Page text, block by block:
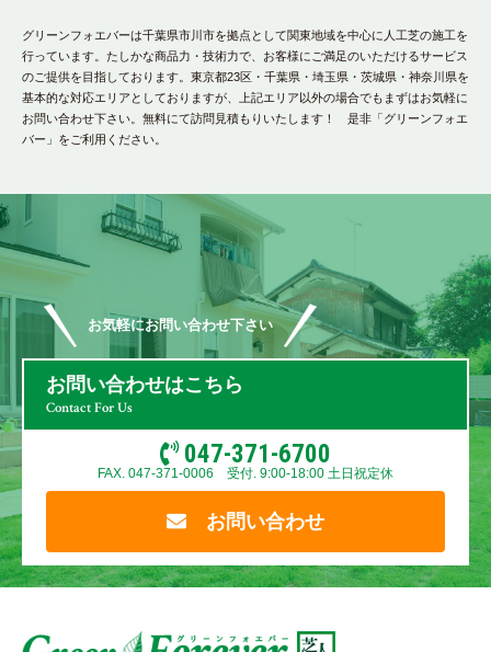
グリーンフォエバーは千葉県市川市を拠点として関東地域を中心に人工芝の施工を
行っています。たしかな商品力・技術力で、お客様にご満足のいただけるサービス
のご提供を目指しております。東京都23区・千葉県・埼玉県・茨城県・神奈川県を
基本的な対応エリアとしておりますが、上記エリア以外の場合でもまずはお気軽に
お問い合わせ下さい。無料にて訪問見積もりいたします！ 是非「グリーンフォエ
バー」をご利用ください。
お気軽にお問い合わせ下さい
お問い合わせはこちら
Contact For Us
047-371-6700
FAX. 047-371-0006 受付. 9:00-18:00 土日祝定休
お問い合わせ